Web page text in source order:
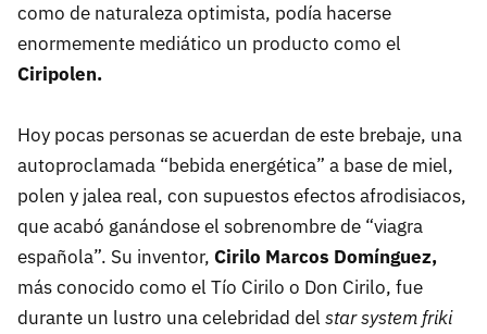
como de naturaleza optimista, podía hacerse
enormemente mediático un producto como el
Ciripolen.
Hoy pocas personas se acuerdan de este brebaje, una
autoproclamada “bebida energética” a base de miel,
polen y jalea real, con supuestos efectos afrodisiacos,
que acabó ganándose el sobrenombre de “viagra
española”. Su inventor, Cirilo Marcos Domínguez,
más conocido como el Tío Cirilo o Don Cirilo, fue
durante un lustro una celebridad del star system friki